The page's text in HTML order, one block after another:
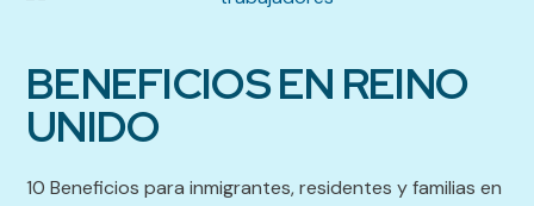
BENEFICIOS EN REINO
UNIDO
10 Beneficios para inmigrantes, residentes y familias en